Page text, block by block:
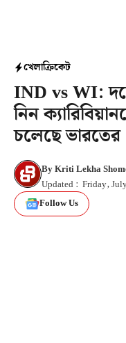
খেলাক্রিকেট
IND vs WI:
নিন
চলেছে ভারতের
ByKriti Lekha
Updated : Friday,
Follow Us